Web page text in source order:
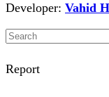
Developer: Vahid
Report